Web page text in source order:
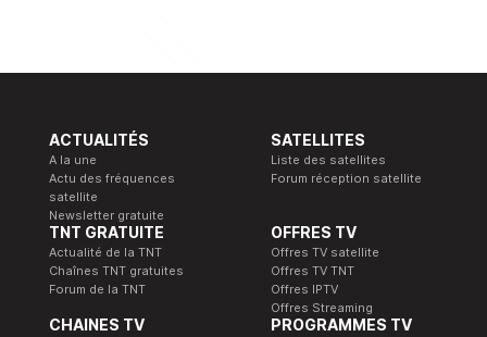
ACTUALITÉS
A la une
Actu des fréquences
satellite
Newsletter gratuite
SATELLITES
Liste des satellites
Forum réception satellite
TNT GRATUITE
Actualité de la TNT
Chaînes TNT gratuites
Forum de la TNT
OFFRES TV
Offres TV satellite
Offres TV TNT
Offres IPTV
Offres Streaming
CHAINES TV PROGRAMMES TV